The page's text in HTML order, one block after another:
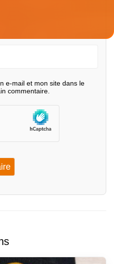
e-mail et mon site dans le
commentaire.